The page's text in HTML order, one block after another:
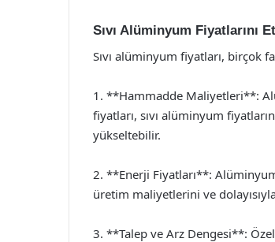
Sıvı Alüminyum Fiyatlarını
Sıvı alüminyum fiyatları, birçok
1. **Hammadde Maliyetleri**:
fiyatları, sıvı alüminyum
yükseltebilir.
2. **Enerji Fiyatları**:
üretim maliyetlerini ve
3. **Talep ve Arz Dengesi**: